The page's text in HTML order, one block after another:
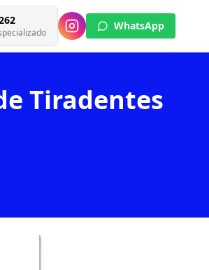
WhatsApp
Tiradentes